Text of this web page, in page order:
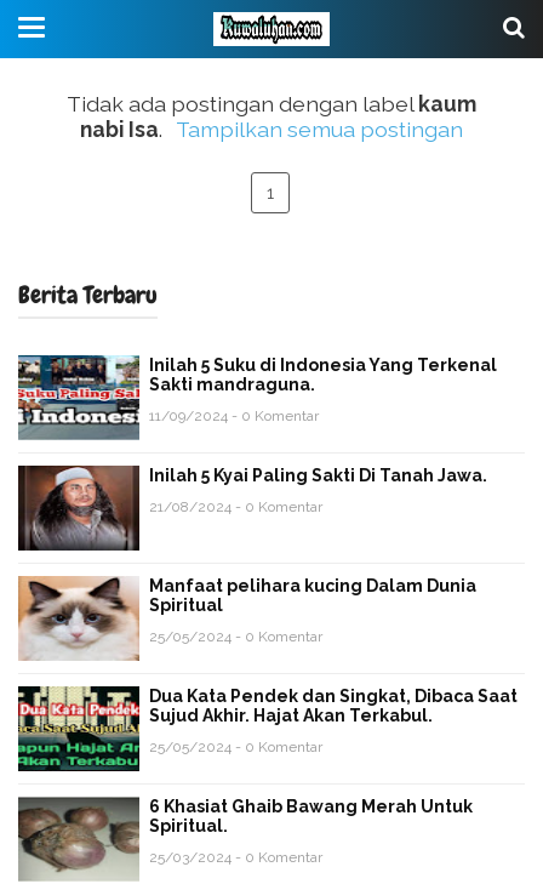
Tidak ada postingan dengan label kaum
nabi Isa. Tampilkan semua postingan
1
Berita Terbaru
Inilah 5 Suku di Indonesia Yang Terkenal
Sakti mandraguna.
11/09/2024 - 0 Komentar
Inilah 5 Kyai Paling Sakti Di Tanah Jawa.
21/08/2024 - 0 Komentar
Manfaat pelihara kucing Dalam Dunia
Spiritual
25/05/2024 - 0 Komentar
Dua Kata Pendek dan Singkat, Dibaca Saat
Sujud Akhir. Hajat Akan Terkabul.
25/05/2024 - 0 Komentar
6 Khasiat Ghaib Bawang Merah Untuk
Spiritual.
25/03/2024 - 0 Komentar